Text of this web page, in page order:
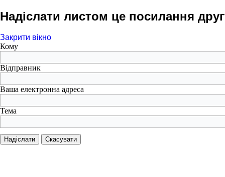
Надіслати листом це посилання
Закрити вікно
Кому
Відправник
Ваша електронна адреса
Тема
Надіслати Скасувати